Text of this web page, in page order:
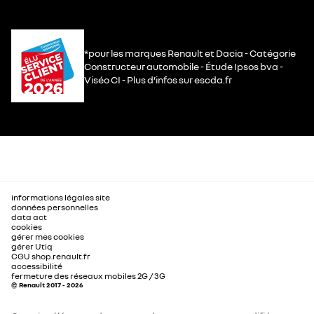
*pour les marques Renault et Dacia - Catégorie
Constructeur automobile - Étude Ipsos bva -
Viséo CI - Plus d’infos sur escda.fr
informations légales site
données personnelles
data act
cookies
gérer mes cookies
gérer Utiq
CGU shop.renault.fr
accessibilité
fermeture des réseaux mobiles 2G / 3G
© Renault 2017 - 2026